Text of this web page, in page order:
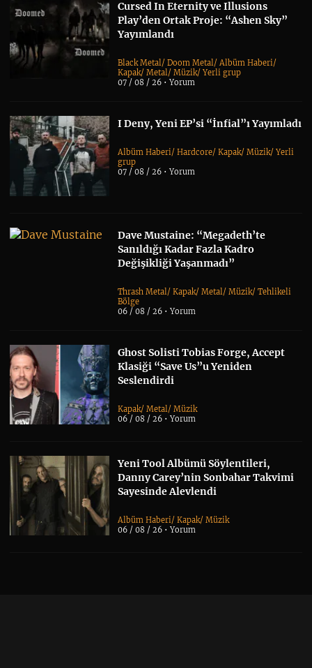
Cursed In Eternity ve Illusions
Play’den Ortak Proje: “Ashen Sky”
Yayımlandı
Black Metal/Doom Metal/Albüm Haberi/
Kapak/Metal/Müzik/Yerli grup
07 / 08 / 26 •Yorum
I Deny, Yeni EP’si “İnfial”ı Yayımladı
Albüm Haberi/Hardcore/Kapak/Müzik/Yerli
grup
07 / 08 / 26 •Yorum
Dave Mustaine: “Megadeth’te
Sanıldığı Kadar Fazla Kadro
Değişikliği Yaşanmadı”
Thrash Metal /Kapak/Metal /Müzik/Tehlikeli
Bölge
06 / 08 / 26 •Yorum
Ghost Solisti Tobias Forge, Accept
Klasiği “Save Us”u Yeniden
Seslendirdi
Kapak/Metal /Müzik
06 / 08 / 26 •Yorum
Yeni Tool Albümü Söylentileri,
Danny Carey’nin Sonbahar Takvimi
Sayesinde Alevlendi
Albüm Haberi/Kapak/Müzik
06 / 08 / 26 •Yorum